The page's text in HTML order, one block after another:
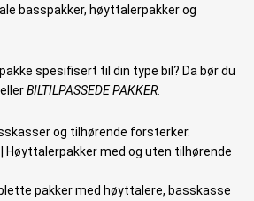
basspakker, høyttalerpakker og
spesifisert til din type bil? Da bør du
ellerBILTILPASSEDE PAKKER.
og tilhørende forsterker.
Høyttalerpakker med og uten tilhørende
pakker med høyttalere, basskasse